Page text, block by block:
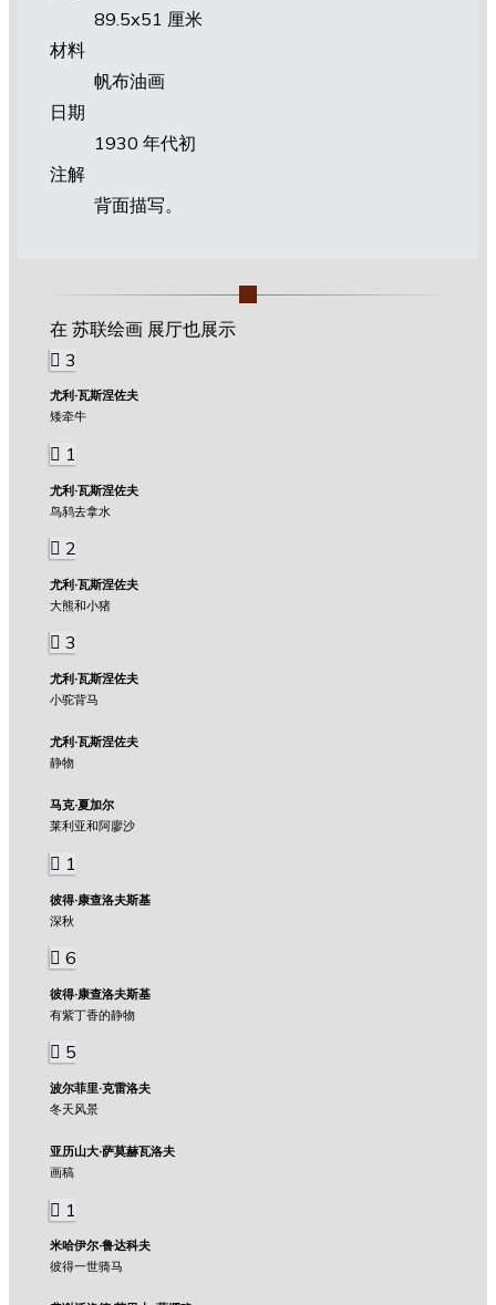
89.5х51 厘米
材料
帆布油画
日期
1930 年代初
注解
背面描写。
在 苏联绘画 展厅也展示
3
尤利·瓦斯涅佐夫
矮牵牛
1
尤利·瓦斯涅佐夫
鸟鸫去拿水
2
尤利·瓦斯涅佐夫
大熊和小猪
3
尤利·瓦斯涅佐夫
小驼背马
尤利·瓦斯涅佐夫
静物
马克·夏加尔
莱利亚和阿廖沙
1
彼得·康查洛夫斯基
深秋
6
彼得·康查洛夫斯基
有紫丁香的静物
5
波尔菲里·克雷洛夫
冬天风景
亚历山大·萨莫赫瓦洛夫
画稿
1
米哈伊尔·鲁达科夫
彼得一世骑马